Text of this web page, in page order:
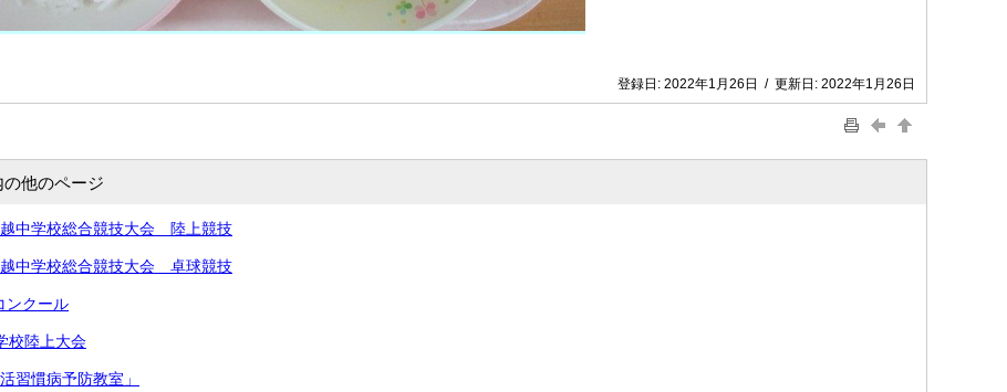
登録日: 2022年1月26日 / 更新日: 2022年1月26日
他のページ
中学校総合競技大会 陸上競技
中学校総合競技大会 卓球競技
ンクール
校陸上大会
習慣病予防教室」